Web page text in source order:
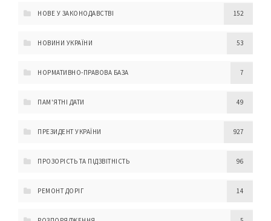
НОВЕ У ЗАКОНОДАВСТВІ 152
НОВИНИ УКРАЇНИ 53
НОРМАТИВНО-ПРАВОВА БАЗА 7
ПАМ'ЯТНІ ДАТИ 49
ПРЕЗИДЕНТ УКРАЇНИ 927
ПРОЗОРІСТЬ ТА ПІДЗВІТНІСТЬ 96
РЕМОНТ ДОРІГ 14